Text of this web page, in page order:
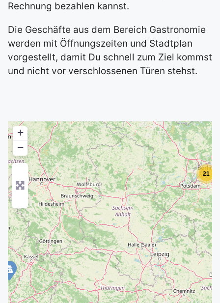
Rechnung bezahlen kannst.
Die Geschäfte aus dem Bereich Gastronomie
werden mit Öffnungszeiten und Stadtplan
vorgestellt, damit Du schnell zum Ziel kommst
und nicht vor verschlossenen Türen stehst.
21
+
−